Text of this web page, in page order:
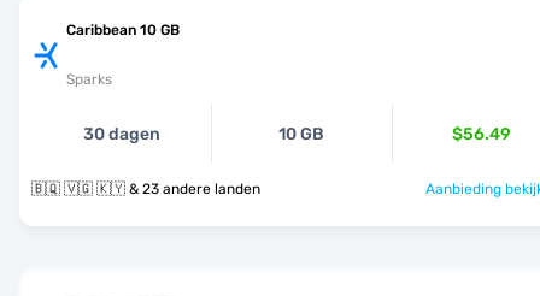
Caribbean 10 GB
Sparks
30 dagen 10 GB $56.49
🇧🇶 🇻🇬 🇰🇾 & 23 andere landen Aanbieding